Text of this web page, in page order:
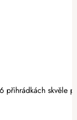
přihrádkách